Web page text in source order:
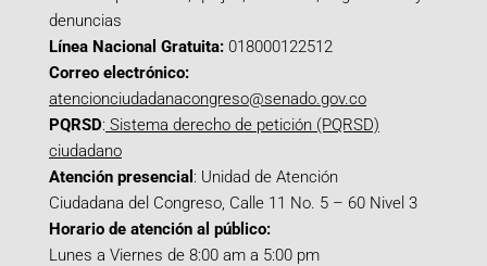
denuncias
Línea Nacional Gratuita: 018000122512
Correo electrónico:
atencionciudadanacongreso@senado.gov.co
PQRSD: Sistema derecho de petición (PQRSD)
ciudadano
Atención presencial : Unidad de Atención
Ciudadana del Congreso, Calle 11 No. 5 – 60 Nivel 3
Horario de atención al público:
Lunes a Viernes de 8:00 am a 5:00 pm